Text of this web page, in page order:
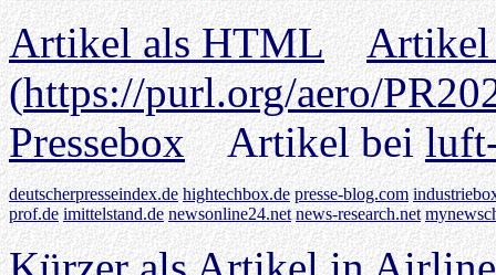
Artikel als HTML
Artikel
(https://purl.org/aero/
PresseboxArtikel bei
deutscherpresseindex.de hightechbox.de presse-blog.com
prof.de imittelstand.de newsonline24.net news-research.net